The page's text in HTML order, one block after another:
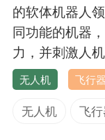
的软体机器人
同功能的机器
力，并刺激人
无人机 飞行器
无人机 飞